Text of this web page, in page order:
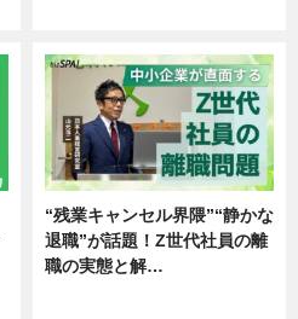
“残業キャンセル界隈”“静かな
退職”が話題！Z世代社員の離
職の実態と解…